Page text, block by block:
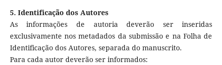
5. Identificação dos Autores
As informações de autoria deverão ser inseridas
exclusivamente nos metadados da submissão e na Folha de
Identificação dos Autores, separada do manuscrito.
Para cada autor deverão ser informados: